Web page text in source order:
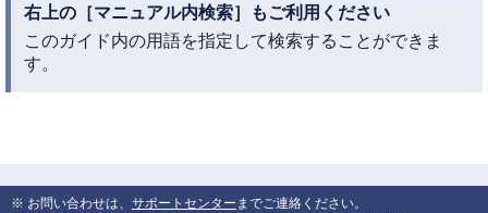
右上の［マニュアル内検索］もご利用ください
このガイド内の用語を指定して検索することができま
す。
※ お問い合わせは、 サポートセンター までご連絡ください。